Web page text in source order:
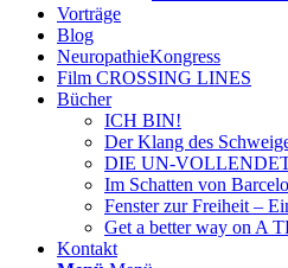
Vorträge
Blog
NeuropathieKongress
Film CROSSING LINES
Bücher
ICH BIN!
Der Klang des
DIE UN-
Im Schatten von
Fenster zur Freiheit –
Get a better way on A
Kontakt